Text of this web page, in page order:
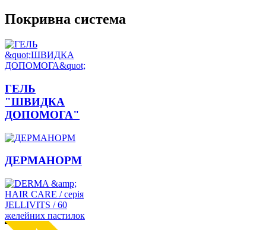
Покривна система
ГЕЛЬ
"ШВИДКА
ДОПОМОГА"
ДЕРМАНОРМ